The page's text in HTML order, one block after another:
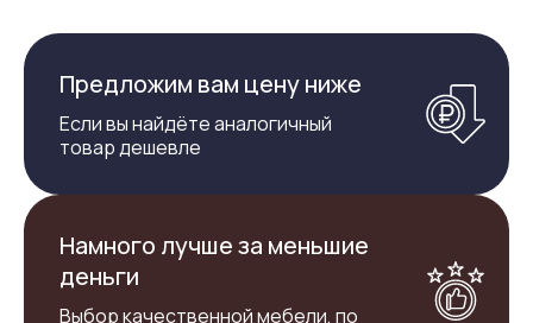
Предложим вам цену ниже
Если вы найдёте аналогичный
товар дешевле
Намного лучше за меньшие
деньги
Выбор качественной мебели, по